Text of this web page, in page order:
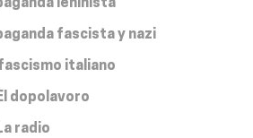
leninista
fascista y nazi
italiano
dopolavoro
radio